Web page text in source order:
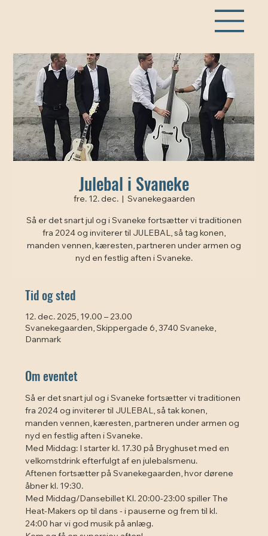
Julebal i Svaneke
fre. 12. dec.
  |
Svanekegaarden
Så er det snart jul og i Svaneke fortsætter vi traditionen
fra 2024 og inviterer til JULEBAL, så tag konen,
manden vennen, kæresten, partneren under armen og
nyd en festlig aften i Svaneke.
Tid og sted
12. dec. 2025, 19.00 – 23.00
Svanekegaarden, Skippergade 6, 3740 Svaneke,
Danmark
Om eventet
Så er det snart jul og i Svaneke fortsætter vi traditionen
fra 2024 og inviterer til JULEBAL, så tak konen,
manden vennen, kæresten, partneren under armen og
nyd en festlig aften i Svaneke.
Med Middag: I starter kl. 17.30 på Bryghuset med en
velkomstdrink efterfulgt af en julebalsmenu.
Aftenen fortsætter på Svanekegaarden, hvor dørene
åbner kl. 19:30.
Med Middag/Dansebillet Kl. 20:00-23:00 spiller The
Heat-Makers op til dans - i pauserne og frem til kl.
24:00 har vi god musik på anlæg.